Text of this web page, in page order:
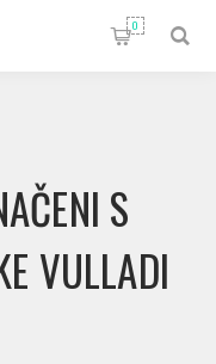
0
S
VULLADI